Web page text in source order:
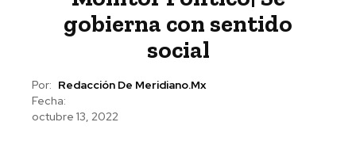
gobierna con sentido
social
Por: Redacción De Meridiano.mx
Fecha:
octubre 13, 2022